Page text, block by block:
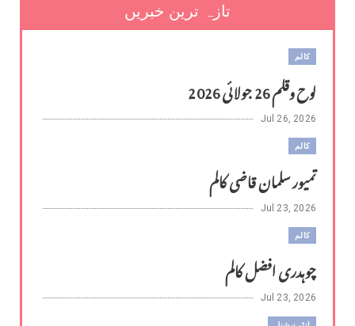
تازہ ترین خبریں
کالم
لوح وقلم 26 جولائی 2026
Jul 26, 2026
کالم
تمیور سلمان قاضی کالم
Jul 23, 2026
کالم
چوہدری افضل کالم
Jul 23, 2026